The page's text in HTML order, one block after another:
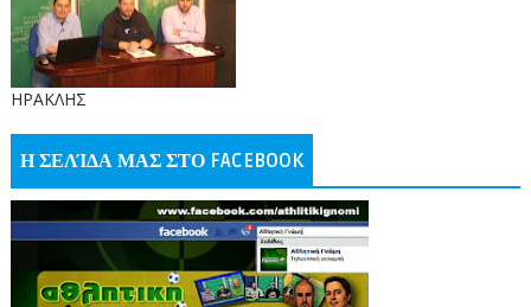
ΗΡΑΚΛΗΣ
Η ΣΕΛΊΔΑ ΜΑΣ ΣΤΟ FACEBOOK